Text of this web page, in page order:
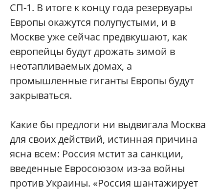
СП-1. В итоге к концу года резервуары
Европы окажутся полупустыми, и в
Москве уже сейчас предвкушают, как
европейцы будут дрожать зимой в
неотапливаемых домах, а
промышленные гиганты Европы будут
закрываться.
Какие бы предлоги ни выдвигала Москва
для своих действий, истинная причина
ясна всем: Россия мстит за санкции,
введенные Евросоюзом из-за войны
против Украины. «Россия шантажирует